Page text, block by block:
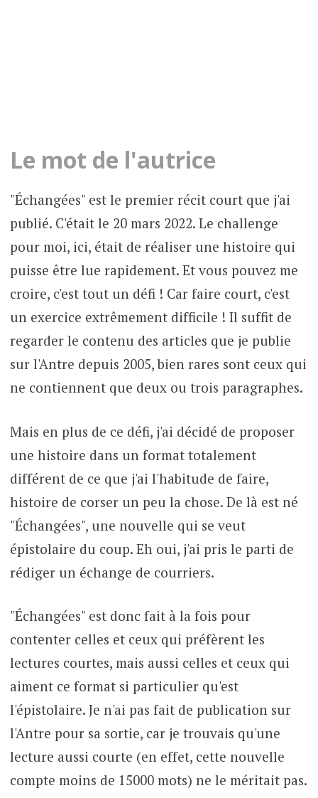
Le mot de l'autrice
"Échangées" est le premier récit court que j'ai
publié. C'était le 20 mars 2022. Le challenge
pour moi, ici, était de réaliser une histoire qui
puisse être lue rapidement. Et vous pouvez me
croire, c'est tout un défi ! Car faire court, c'est
un exercice extrêmement difficile ! Il suffit de
regarder le contenu des articles que je publie
sur l'Antre depuis 2005, bien rares sont ceux qui
ne contiennent que deux ou trois paragraphes.
Mais en plus de ce défi, j'ai décidé de proposer
une histoire dans un format totalement
différent de ce que j'ai l'habitude de faire,
histoire de corser un peu la chose. De là est né
"Échangées", une nouvelle qui se veut
épistolaire du coup. Eh oui, j'ai pris le parti de
rédiger un échange de courriers.
"Échangées" est donc fait à la fois pour
contenter celles et ceux qui préfèrent les
lectures courtes, mais aussi celles et ceux qui
aiment ce format si particulier qu'est
l'épistolaire. Je n'ai pas fait de publication sur
l'Antre pour sa sortie, car je trouvais qu'une
lecture aussi courte (en effet, cette nouvelle
compte moins de 15000 mots) ne le méritait pas.